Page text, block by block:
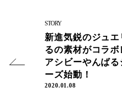
STORY
新進気鋭のジュ
るの素材がコラ
アシビーやんばる
ーズ始動！
2020.01.08